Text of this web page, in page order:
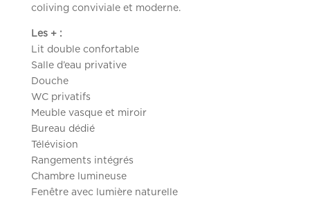
coliving conviviale et moderne.
Les + :
Lit double confortable
Salle d’eau privative
Douche
WC privatifs
Meuble vasque et miroir
Bureau dédié
Télévision
Rangements intégrés
Chambre lumineuse
Fenêtre avec lumière naturelle